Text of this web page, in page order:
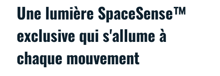
Une lumière SpaceSense™
exclusive qui s'allume à
chaque mouvement